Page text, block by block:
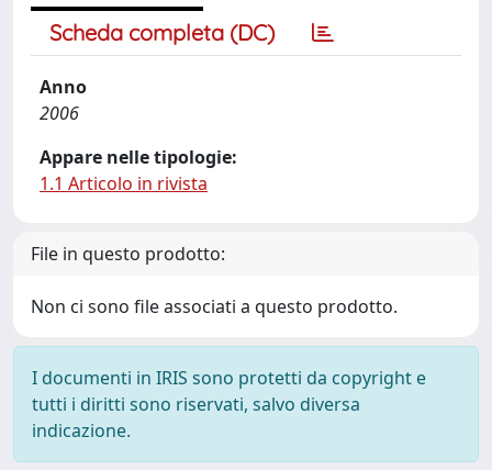
Scheda completa (DC)
Anno
2006
Appare nelle tipologie:
1.1 Articolo in rivista
File in questo prodotto:
Non ci sono file associati a questo prodotto.
I documenti in IRIS sono protetti da copyright e
tutti i diritti sono riservati, salvo diversa
indicazione.